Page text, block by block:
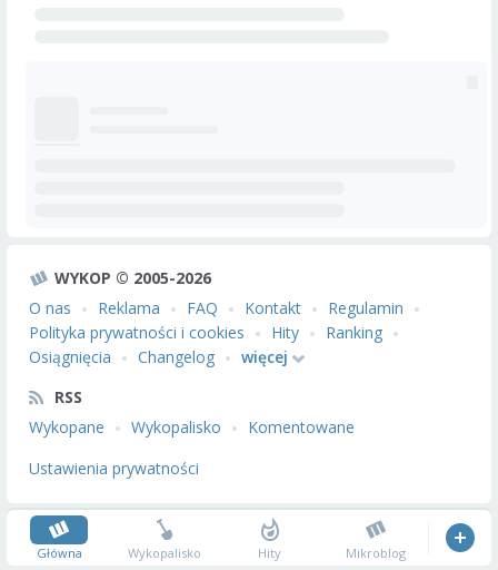
WYKOP © 2005-2026
O nas
Reklama FAQ Kontakt
Regulamin
Polityka prywatności i cookies
Hity
Ranking
Osiągnięcia
Changelog
więcej
RSS
Wykopane
Wykopalisko
Komentowane
Ustawienia prywatności
Główna Wykopalisko Hity Mikroblog